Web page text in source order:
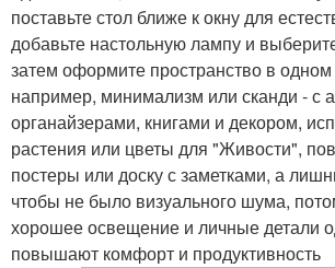
поставьте стол ближе к окну для
добавьте настольную лампу и
затем оформите пространство в одном
например, минимализм или сканди - с
органайзерами, книгами и декором,
растения или цветы для "Живости",
постеры или доску с заметками, а
чтобы не было визуального шума,
хорошее освещение и личные детали
повышают комфорт и продуктивность